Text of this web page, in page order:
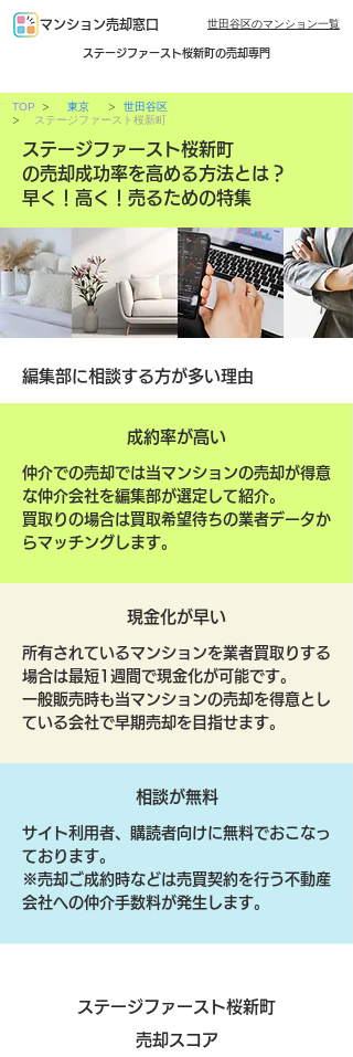
マンション売却窓口 世田谷区のマンション一覧
ステージファースト桜新町の売却専門
TOP > 東京
>
>
ステージファースト桜新町
世田谷区
ステージファースト桜新町
の売却成功率を高める方法とは？
早く！高く！売るための特集
編集部に相談する方が多い理由
成約率が高い
仲介での売却では当マンションの売却が得意
な仲介会社を編集部が選定して紹介。
買取りの場合は買取希望待ちの業者データか
らマッチングします。
現金化が早い
所有されているマンションを業者買取りする
場合は最短1週間で現金化が可能です。
一般販売時も当マンションの売却を得意とし
ている会社で早期売却を目指せます。
相談が無料
サイト利用者、購読者向けに無料でおこなっ
ております。
​※売却ご成約時などは売買契約を行う不動産
会社への仲介手数料が発生します。
ステージファースト桜新町
売却スコア